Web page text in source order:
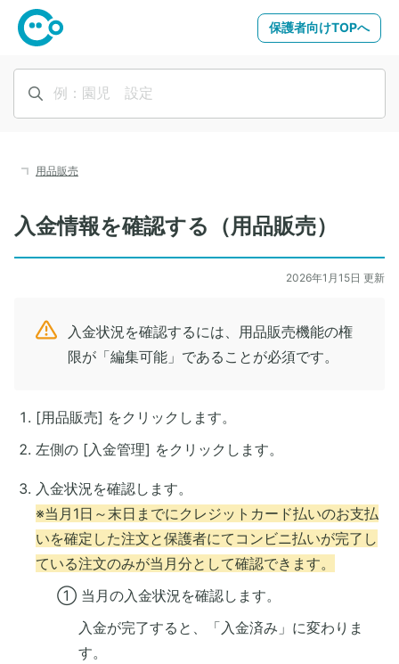
保護者向けTOPへ
用品販売
入金情報を確認する（用品販売）
2026年1月15日 更新
入金状況を確認するには、用品販売機能の権
限が「編集可能」であることが必須です。
[用品販売] をクリックします。
左側の [入金管理] をクリックします。
入金状況を確認します。
※当月1日～末日までにクレジットカード払いのお支払
いを確定した注文と保護者にてコンビニ払いが完了し
ている注文のみが当月分として確認できます。
① 当月の入金状況を確認します。
入金が完了すると、「入金済み」に変わりま
す。